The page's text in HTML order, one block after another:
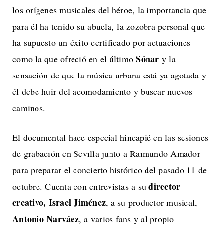
los orígenes musicales del héroe, la importancia que
para él ha tenido su abuela,la zozobra personal que
ha supuesto un éxito certificado por actuaciones
como la que ofreció en el últimoSónar y la
sensación de que la música urbana está ya agotada y
él debe huir del acomodamiento y buscar nuevos
caminos.
El documental hace especial hincapié en las sesiones
de grabación en Sevilla junto a Raimundo Amador
para preparar el concierto histórico del pasado 11 de
octubre. Cuenta con entrevistas a su director
creativo, Israel Jiménez, a su productor musical,
Antonio Narváez, a varios fans y al propio